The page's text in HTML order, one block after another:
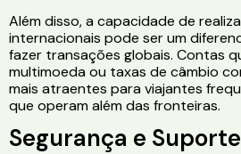
Além disso, a capacidade de
internacionais pode ser um
fazer transações globais. Contas
multimoeda ou taxas de câmbio
mais atraentes para viajantes
que operam além das fronteiras.
Segurança e